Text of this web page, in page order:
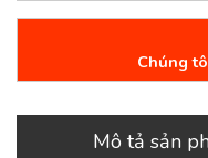
Chúng
Mô tả sản